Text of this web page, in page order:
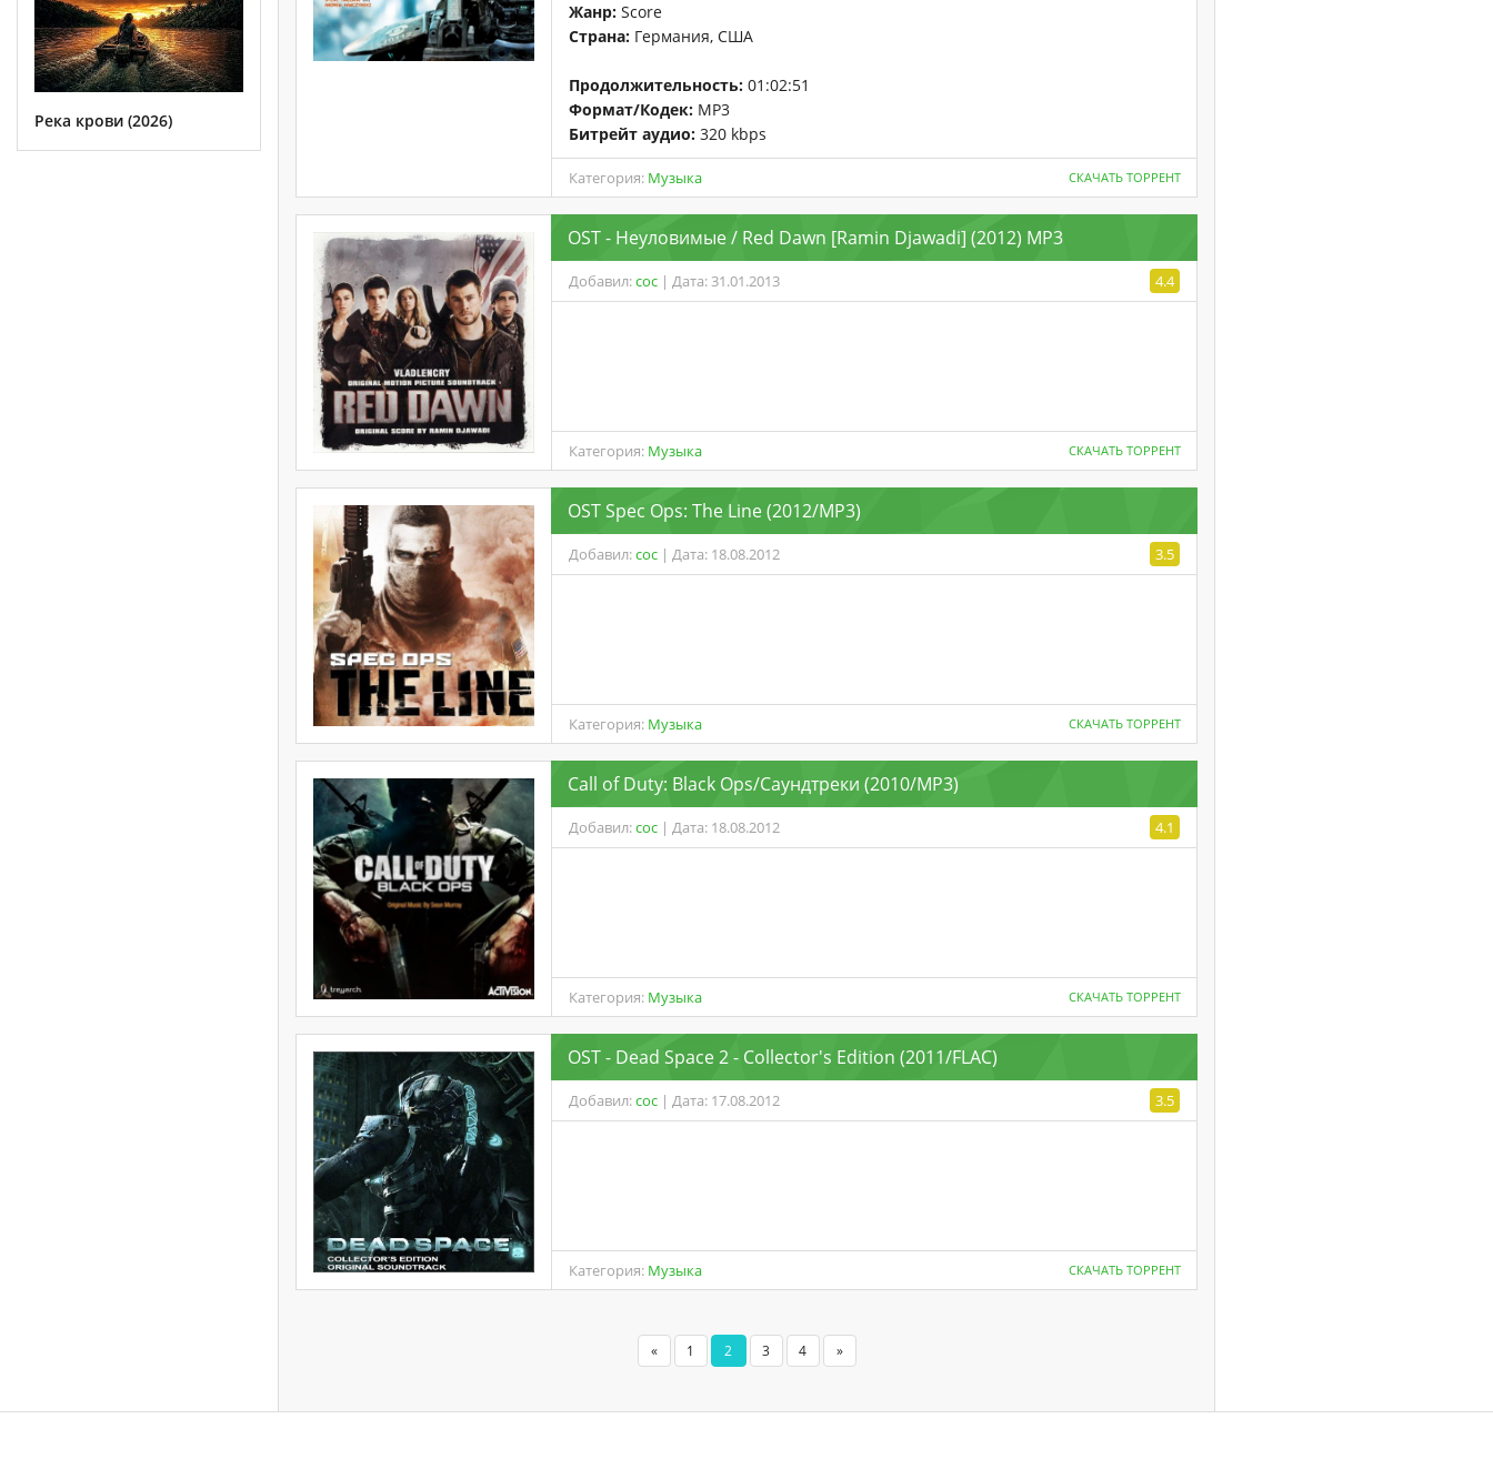
Река крови (2026)
Жанр: Score
Страна: Германия, США
Продолжительность: 01:02:51
Формат/Кодек: MP3
Битрейт аудио: 320 kbps
Категория: Музыка СКАЧАТЬ ТОРРЕНТ
OST - Неуловимые / Red Dawn [Ramin Djawadi] (2012) MP3
Добавил:coc | Дата: 31.01.2013 4.4
Категория: Музыка СКАЧАТЬ ТОРРЕНТ
OST Spec Ops: The Line (2012/MP3)
Добавил:coc | Дата: 18.08.2012 3.5
Категория: Музыка СКАЧАТЬ ТОРРЕНТ
Call of Duty: Black Ops/Саундтреки (2010/MP3)
Добавил:coc | Дата: 18.08.2012 4.1
Категория: Музыка СКАЧАТЬ ТОРРЕНТ
OST - Dead Space 2 - Collector's Edition (2011/FLAC)
Добавил:coc | Дата: 17.08.2012 3.5
Категория: Музыка СКАЧАТЬ ТОРРЕНТ
« 1 2 3 4 »